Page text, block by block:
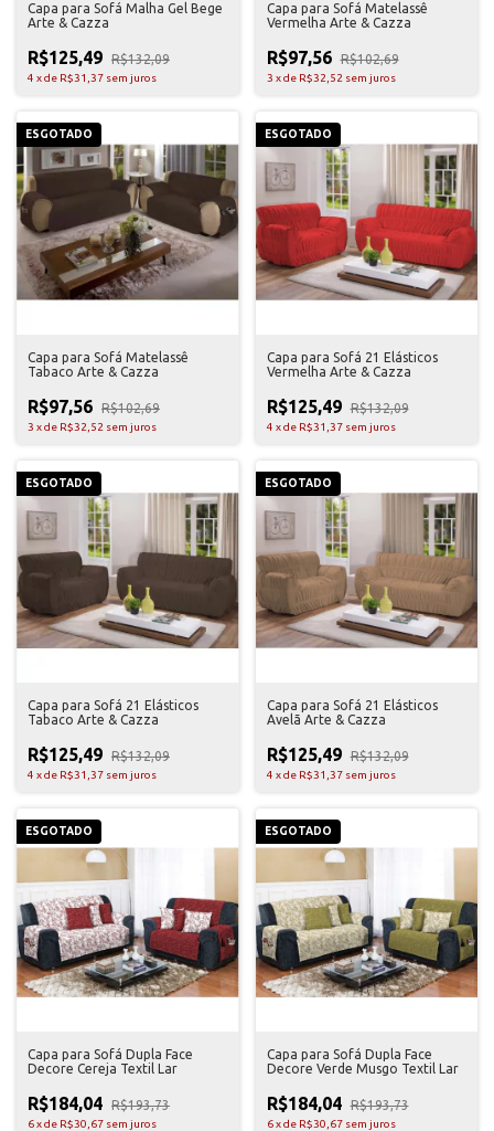
Capa para Sofá Malha Gel Bege
Arte & Cazza
R$125,49 R$132,09
4 xde R$31,37 sem juros
Capa para Sofá Matelassê
Vermelha Arte & Cazza
R$97,56 R$102,69
3 xde R$32,52 sem juros
ESGOTADO
Capa para Sofá Matelassê
Tabaco Arte & Cazza
R$97,56 R$102,69
3 xde R$32,52 sem juros
ESGOTADO
Capa para Sofá 21 Elásticos
Vermelha Arte & Cazza
R$125,49 R$132,09
4 xde R$31,37 sem juros
ESGOTADO
Capa para Sofá 21 Elásticos
Tabaco Arte & Cazza
R$125,49 R$132,09
4 xde R$31,37 sem juros
ESGOTADO
Capa para Sofá 21 Elásticos
Avelã Arte & Cazza
R$125,49 R$132,09
4 xde R$31,37 sem juros
ESGOTADO
Capa para Sofá Dupla Face
Decore Cereja Textil Lar
R$184,04 R$193,73
6xde R$30,67 sem juros
ESGOTADO
Capa para Sofá Dupla Face
Decore Verde Musgo Textil Lar
R$184,04 R$193,73
6 xde R$30,67 sem juros